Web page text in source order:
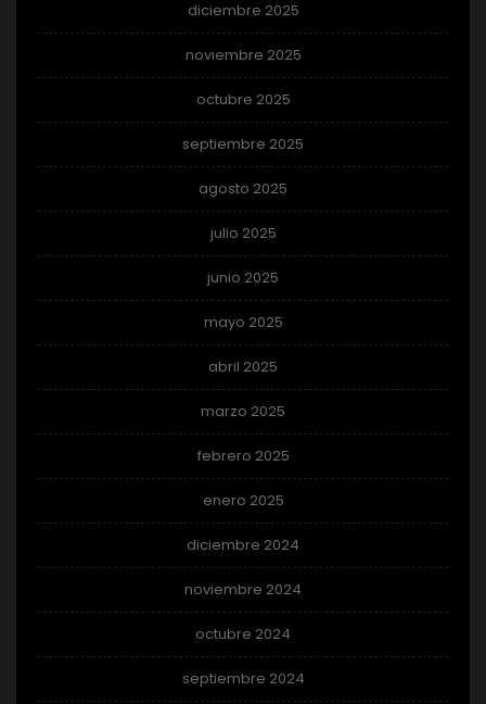
diciembre 2025
noviembre 2025
octubre 2025
septiembre 2025
agosto 2025
julio 2025
junio 2025
mayo 2025
abril 2025
marzo 2025
febrero 2025
enero 2025
diciembre 2024
noviembre 2024
octubre 2024
septiembre 2024